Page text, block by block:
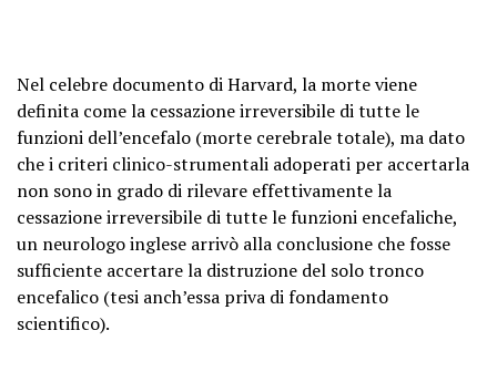
Nel celebre documento di Harvard, la morte viene
definita come la cessazione irreversibile di tutte le
funzioni dell’encefalo (morte cerebrale totale), ma dato
che i criteri clinico-strumentali adoperati per accertarla
non sono in grado di rilevare effettivamente la
cessazione irreversibile di tutte le funzioni encefaliche,
un neurologo inglese arrivò alla conclusione che fosse
sufficiente accertare la distruzione del solo tronco
encefalico (tesi anch’essa priva di fondamento
scientifico).